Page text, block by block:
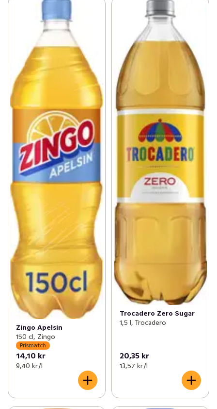
Zingo Apelsin
150 cl, Zingo
Prismatch
14,10 kr
9,40 kr /l
Trocadero Zero Sugar
1,5 l, Trocadero
20,35 kr
13,57 kr /l